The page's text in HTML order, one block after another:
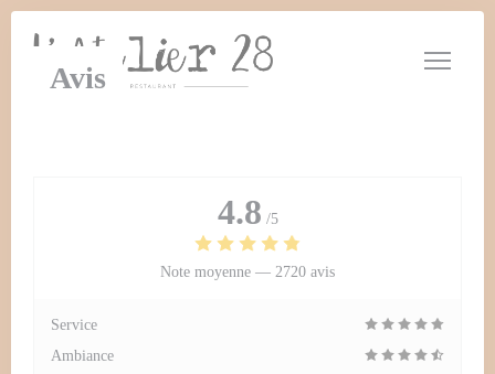
Personnalisation de vos choix en matière de cookies
Avis
4.8 /5
Note moyenne — 2720 avis
Service
Ambiance